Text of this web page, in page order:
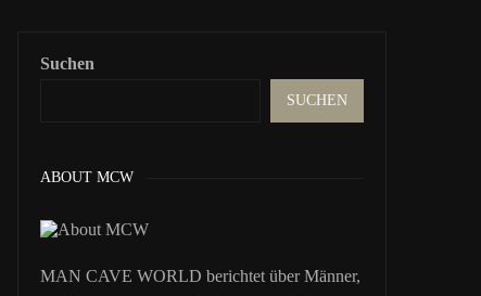
Suchen
SUCHEN
ABOUT MCW
MAN CAVE WORLD berichtet über Männer,